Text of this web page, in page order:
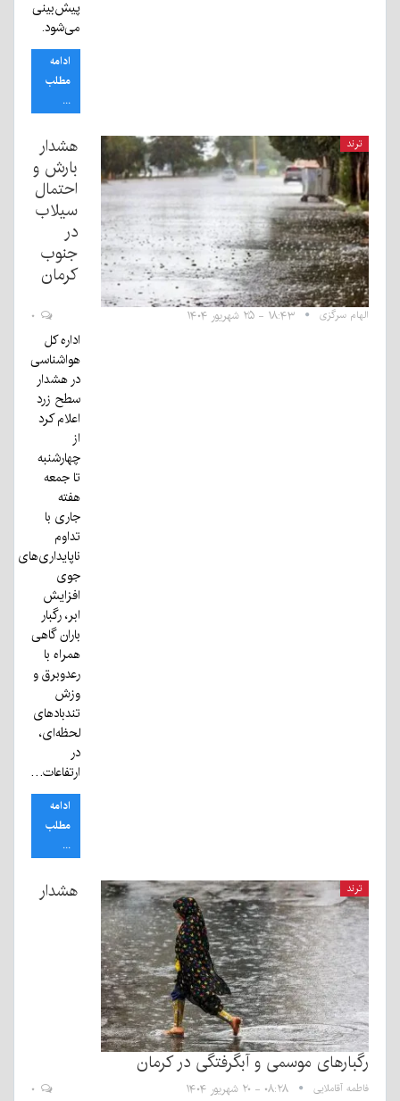
پیش‌بینی
می‌شود.
ادامه
مطلب
...
ترند
هشدار
بارش و
احتمال
سیلاب
در
جنوب
کرمان
الهام سرگزی ۱۸:۴۳ - ۲۵ شهریور ۱۴۰۴
اداره کل
هواشناسی
در هشدار
سطح زرد
اعلام کرد
از
چهارشنبه
تا جمعه
هفته
جاری با
تداوم
ناپایداری‌های
جوی
افزایش
ابر، رگبار
باران گاهی
همراه با
رعدوبرق و
وزش
تندبادهای
لحظه‌ای،
در
ارتفاعات…
ادامه
مطلب
...
ترند هشدار
رگبارهای موسمی و آبگرفتگی در کرمان
فاطمه آقاملایی ۰۸:۲۸ - ۲۰ شهریور ۱۴۰۴